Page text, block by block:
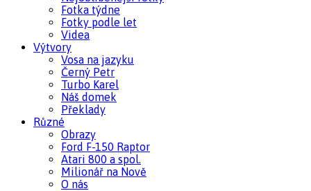
Fotka týdne
Fotky podle let
Videa
Výtvory
Vosa na jazyku
Černý Petr
Turbo Karel
Náš domek
Překlady
Různé
Obrazy
Ford F-150 Raptor
Atari 800 a spol.
Milionář na Nově
O nás